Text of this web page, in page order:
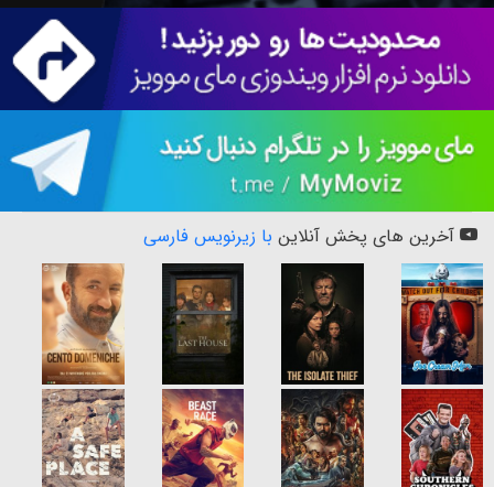
آخرین های پخش آنلاین با زیرنویس فارسی